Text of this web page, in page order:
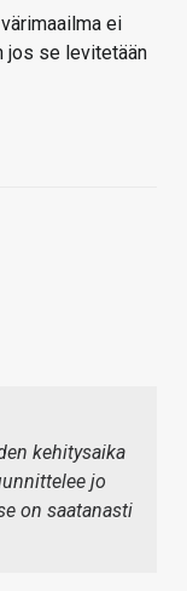
ei
jos se levitetään
kehitysaika
jo
on saatanasti